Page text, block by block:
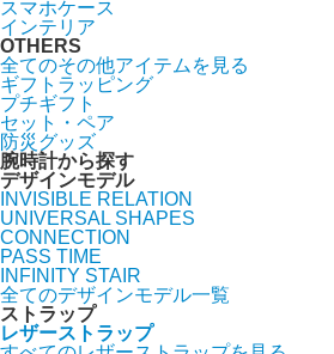
スマホケース
インテリア
OTHERS
全てのその他アイテムを見る
ギフトラッピング
プチギフト
セット・ペア
防災グッズ
腕時計から探す
デザインモデル
INVISIBLE RELATION
UNIVERSAL SHAPES
CONNECTION
PASS TIME
INFINITY STAIR
全てのデザインモデル一覧
ストラップ
レザーストラップ